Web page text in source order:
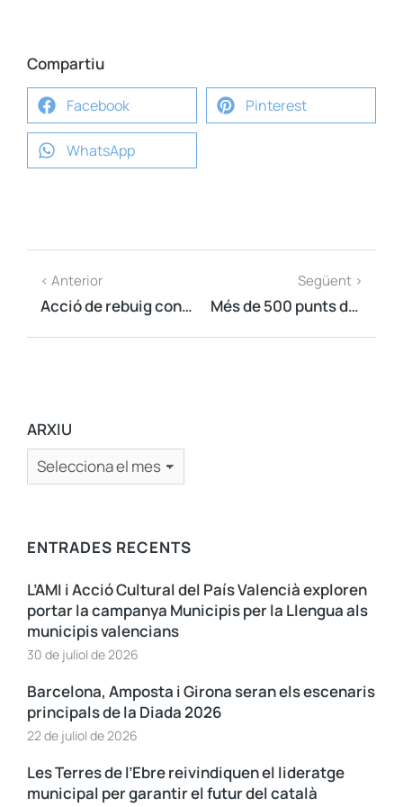
Compartiu
Facebook Pinterest
WhatsApp
< Anterior
Acció de rebuig contra la monarquia espanyola durant la visita de Felip VI a Martorell
Següent >
Més de 500 punts de recollida de signatures per la llei d'amnistia arreu del país
ARXIU
ENTRADES RECENTS
L’AMI i Acció Cultural del País Valencià exploren
portar la campanya Municipis per la Llengua als
municipis valencians
30 de juliol de 2026
Barcelona, Amposta i Girona seran els escenaris
principals de la Diada 2026
22 de juliol de 2026
Les Terres de l’Ebre reivindiquen el lideratge
municipal per garantir el futur del català